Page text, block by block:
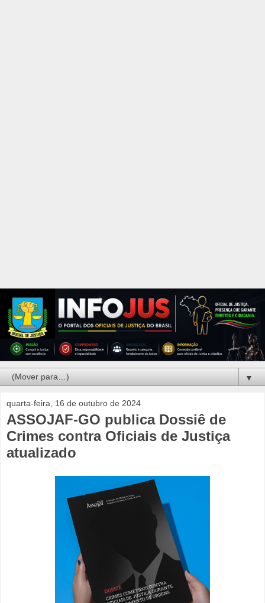
▼
quarta-feira, 16 de outubro de 2024
ASSOJAF-GO publica Dossiê de
Crimes contra Oficiais de Justiça
atualizado